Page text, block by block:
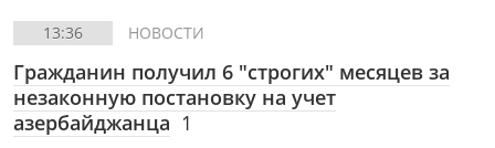
13:36 НОВОСТИ
Гражданин получил 6 "строгих" месяцев за
незаконную постановку на учет
азербайджанца 1